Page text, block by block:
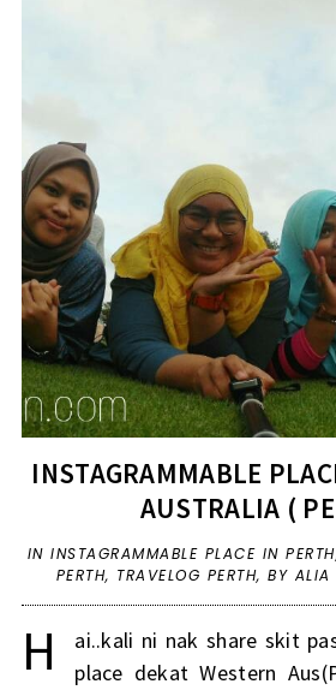
INSTAGRAMMABLE
AUSTRALIA (
ININSTAGRAMMABLE PLACE IN PERTH
PERTH, TRAVELOG PERTH, BY ALIA
H
ai..kali ni nak share skit
place dekat Western